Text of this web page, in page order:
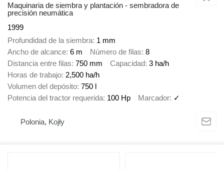
Maquinaria de siembra y plantación - sembradora de
precisión neumática
1999
Profundidad de la siembra 1 mm
Ancho de alcance 6 m Número de filas 8
Distancia entre filas 750 mm Capacidad 3 ha/h
Horas de trabajo 2,500 ha/h
Volumen del depósito 750 l
Potencia del tractor requerida 100 Hp Marcador ✓
Polonia, Kojły